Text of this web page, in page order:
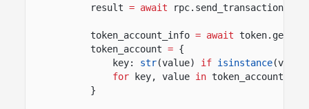
result = await
token_account_info = await
token_account = {
key:
str(value) if isinstance
for
key, value in
}